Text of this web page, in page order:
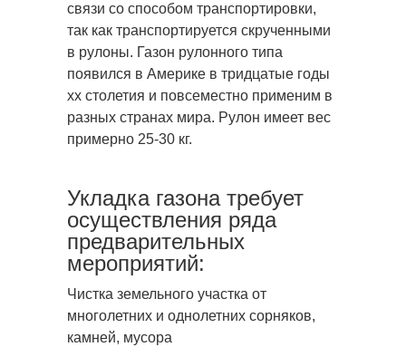
связи со способом транспортировки,
так как транспортируется скрученными
в рулоны. Газон рулонного типа
появился в Америке в тридцатые годы
xx столетия и повсеместно применим в
разных странах мира. Рулон имеет вес
примерно 25-30 кг.
Укладка газона требует
осуществления ряда
предварительных
мероприятий:
Чистка земельного участка от
многолетних и однолетних сорняков,
камней, мусора